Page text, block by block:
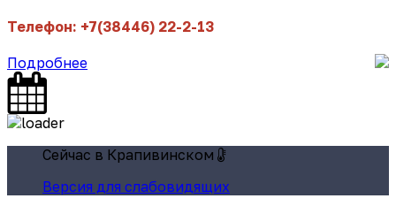
Телефон: +7(38446) 22-2-13
Подробнее
Сейчас в Крапивинском
Версия для слабовидящих